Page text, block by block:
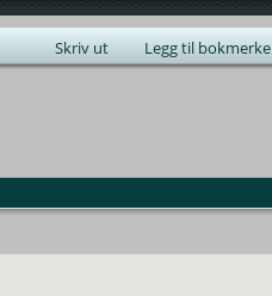
Skriv ut Legg til bokmerke